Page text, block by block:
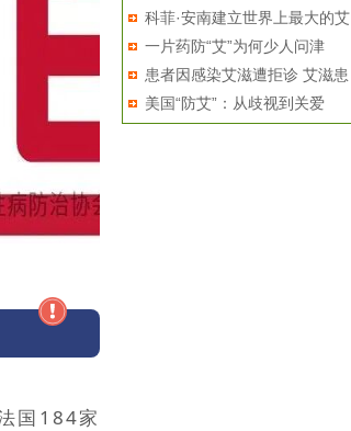
科菲·安南建立世界上最大的艾
滋...
一片药防“艾”为何少人问津
患者因感染艾滋遭拒诊 艾滋患
者...
美国“防艾”：从歧视到关爱
国184家